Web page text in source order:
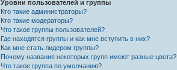
Уровни пользователей и группы
Кто такие администраторы?
Кто такие модераторы?
Что такое группы пользователей?
Где находятся группы и как мне вступить в них?
Как мне стать лидером группы?
Почему названия некоторых групп имеют разные цвета?
Что такое группа по умолчанию?